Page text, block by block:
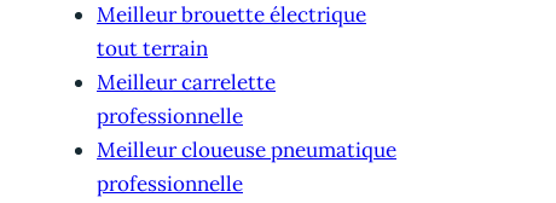
Meilleur brouette électrique
tout terrain
Meilleur carrelette
professionnelle
Meilleur cloueuse pneumatique
professionnelle